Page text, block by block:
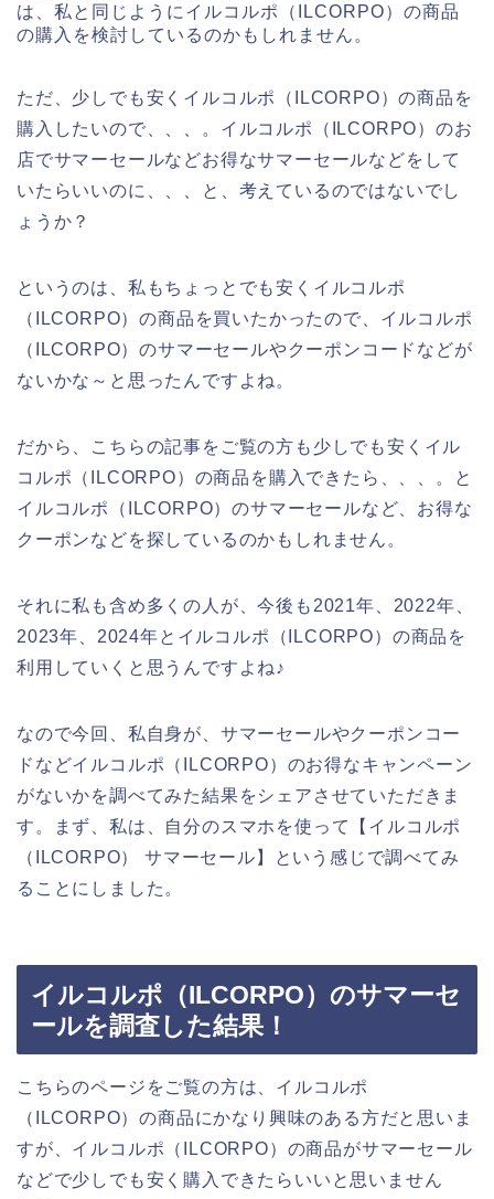
は、私と同じようにイルコルポ（ILCORPO）の商品
の購入を検討しているのかもしれません。
ただ、少しでも安くイルコルポ（ILCORPO）の商品を
購入したいので、、、。イルコルポ（ILCORPO）のお
店でサマーセールなどお得なサマーセールなどをして
いたらいいのに、、、と、考えているのではないでし
ょうか？
というのは、私もちょっとでも安くイルコルポ
（ILCORPO）の商品を買いたかったので、イルコルポ
（ILCORPO）のサマーセールやクーポンコードなどが
ないかな～と思ったんですよね。
だから、こちらの記事をご覧の方も少しでも安くイル
コルポ（ILCORPO）の商品を購入できたら、、、。と
イルコルポ（ILCORPO）のサマーセールなど、お得な
クーポンなどを探しているのかもしれません。
それに私も含め多くの人が、今後も2021年、2022年、
2023年、2024年とイルコルポ（ILCORPO）の商品を
利用していくと思うんですよね♪
なので今回、私自身が、サマーセールやクーポンコー
ドなどイルコルポ（ILCORPO）のお得なキャンペーン
がないかを調べてみた結果をシェアさせていただきま
す。まず、私は、自分のスマホを使って【イルコルポ
（ILCORPO） サマーセール】という感じで調べてみ
ることにしました。
イルコルポ（ILCORPO）のサマーセ
ールを調査した結果！
こちらのページをご覧の方は、イルコルポ
（ILCORPO）の商品にかなり興味のある方だと思いま
すが、イルコルポ（ILCORPO）の商品がサマーセール
などで少しでも安く購入できたらいいと思いません